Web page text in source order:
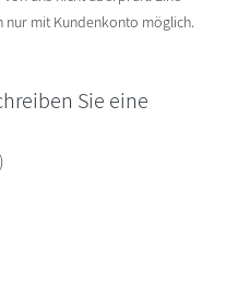
nur mit Kundenkonto möglich.
Sie eine